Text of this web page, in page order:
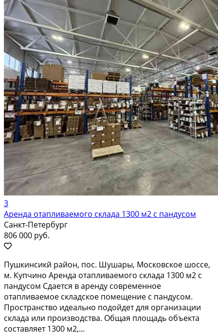
3
Аренда отапливаемого склада 1300 м2 с пандусом
Санкт-Петербург
806 000 руб.
Пушкинсикй район, пос. Шушары, Московское шоссе,
м. Купчино Аренда отапливаемого склада 1300 м2 с
пандусом Сдается в аренду современное
отапливаемое складское помещение с пандусом.
Пространство идеально подойдет для организации
склада или производства. Общая площадь объекта
составляет 1300 м2,...